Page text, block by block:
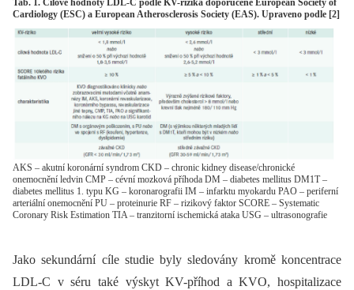
Cardiology (ESC) a European Atherosclerosis Society (EAS). Upraveno podle [2]
AKS – akutní koronární syndrom CKD – chronic kidney disease/chronické
onemocnění ledvin CMP – cévní mozková příhoda DM – diabetes mellitus DM1T –
diabetes mellitus 1. typu KG – koronarografii IM – infarktu myokardu PAO – periferní
arteriální onemocnění PU – proteinurie RF – rizikový faktor SCORE – Systematic
Coronary Risk Estimation TIA – tranzitorní ischemická ataka USG – ultrasonografie
Jako sekundární cíle studie byly sledovány kromě koncentrace
LDL-C v séru také výskyt KV-příhod a KVO, hospitalizace